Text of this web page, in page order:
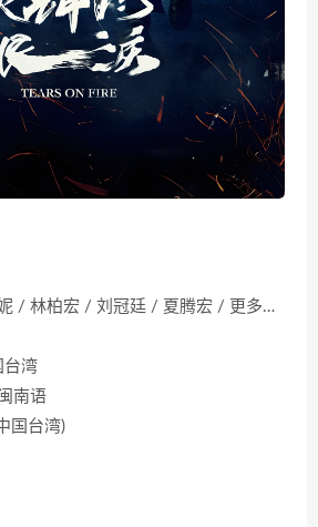
/ 林柏宏 / 刘冠廷 / 夏腾宏 / 更多…
台湾
南语
国台湾)